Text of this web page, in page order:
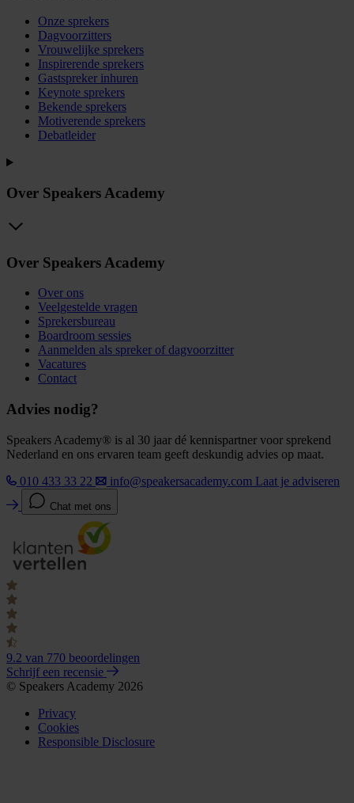
Onze sprekers
Dagvoorzitters
Vrouwelijke sprekers
Inspirerende sprekers
Gastspreker inhuren
Keynote sprekers
Bekende sprekers
Motiverende sprekers
Debatleider
Over Speakers Academy
Over Speakers Academy
Over ons
Veelgestelde vragen
Sprekersbureau
Boardroom sessies
Aanmelden als spreker of dagvoorzitter
Vacatures
Contact
Advies nodig?
Speakers Academy® is al 30 jaar dé kennispartner voor sprekend
Nederland en ons ervaren team geeft deskundig advies op maat.
010 433 33 22
info@speakersacademy.com Laat je adviseren
Chat met ons
9.2 van 770 beoordelingen
Schrijf een recensie
© Speakers Academy 2026
Privacy
Cookies
Responsible Disclosure